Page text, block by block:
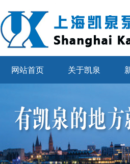
网站首页 关于凯泉